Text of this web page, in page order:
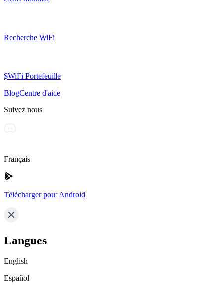
Recherche WiFi
$WiFi Portefeuille
BlogCentre d'aide
Suivez nous
Français
Télécharger pour Android
Langues
English
Español